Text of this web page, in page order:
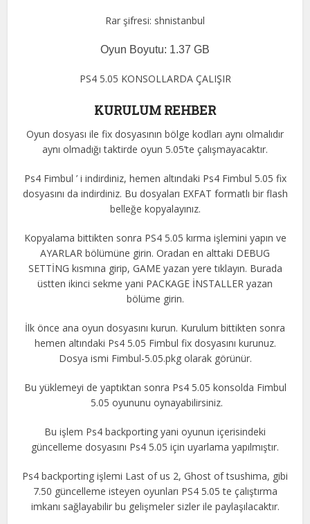
Rar şifresi: shnistanbul
Oyun Boyutu: 1.37 GB
PS4 5.05 KONSOLLARDA ÇALIŞIR
KURULUM REHBER
Oyun dosyası ile fix dosyasının bölge kodları aynı olmalıdır
aynı olmadığı taktirde oyun 5.05’te çalışmayacaktır.
Ps4 Fimbul ’ i indirdiniz, hemen altındaki Ps4 Fimbul 5.05 fix
dosyasını da indirdiniz. Bu dosyaları EXFAT formatlı bir flash
belleğe kopyalayınız.
Kopyalama bittikten sonra PS4 5.05 kırma işlemini yapın ve
AYARLAR bölümüne girin. Oradan en alttaki DEBUG
SETTİNG kısmına girip, GAME yazan yere tıklayın. Burada
üstten ikinci sekme yani PACKAGE İNSTALLER yazan
bölüme girin.
İlk önce ana oyun dosyasını kurun. Kurulum bittikten sonra
hemen altındaki Ps4 5.05 Fimbul fix dosyasını kurunuz.
Dosya ismi Fimbul-5.05.pkg olarak görünür.
Bu yüklemeyi de yaptıktan sonra Ps4 5.05 konsolda Fimbul
5.05 oyununu oynayabilirsiniz.
Bu işlem Ps4 backporting yani oyunun içerisindeki
güncelleme dosyasını Ps4 5.05 için uyarlama yapılmıştır.
Ps4 backporting işlemi Last of us 2, Ghost of tsushima, gibi
7.50 güncelleme isteyen oyunları PS4 5.05 te çalıştırma
imkanı sağlayabilir bu gelişmeler sizler ile paylaşılacaktır.